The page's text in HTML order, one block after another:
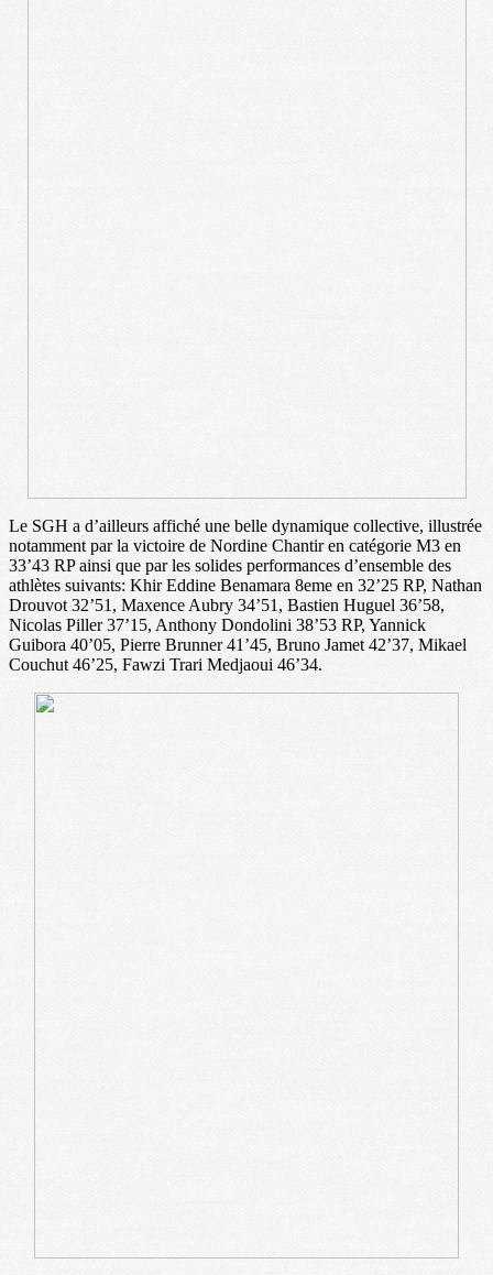
Le SGH a d’ailleurs affiché une belle dynamique collective, illustrée
notamment par la victoire de Nordine Chantir en catégorie M3 en
33’43 RP ainsi que par les solides performances d’ensemble des
athlètes suivants: Khir Eddine Benamara 8eme en 32’25 RP, Nathan
Drouvot 32’51, Maxence Aubry 34’51, Bastien Huguel 36’58,
Nicolas Piller 37’15, Anthony Dondolini 38’53 RP, Yannick
Guibora 40’05, Pierre Brunner 41’45, Bruno Jamet 42’37, Mikael
Couchut 46’25, Fawzi Trari Medjaoui 46’34.